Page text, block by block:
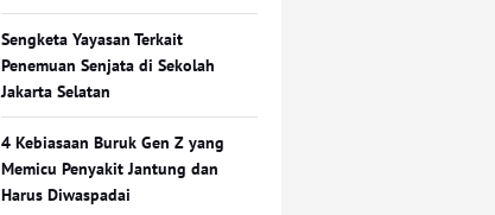
Sengketa Yayasan Terkait
Penemuan Senjata di Sekolah
Jakarta Selatan
4 Kebiasaan Buruk Gen Z yang
Memicu Penyakit Jantung dan
Harus Diwaspadai